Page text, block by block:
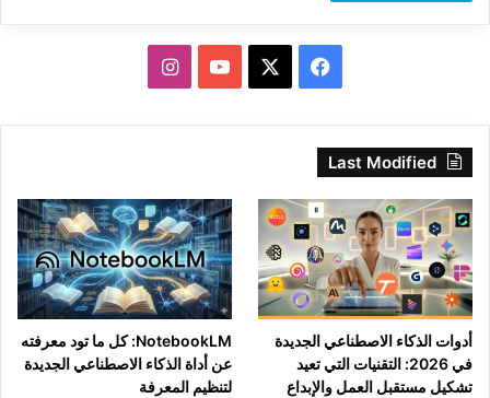
فيسبوك ‫YouTubeانستقرام
Last Modified
أدوات الذكاء الاصطناعي الجديدة
في 2026: التقنيات التي تعيد
تشكيل مستقبل العمل والإبداع
NotebookLM: كل ما تود معرفته
عن أداة الذكاء الاصطناعي الجديدة
لتنظيم المعرفة